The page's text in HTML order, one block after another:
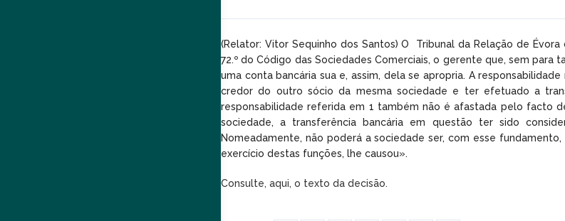
(Relator: Vitor Sequinho dos Santos) O Tribunal da Relação de
72.º do Código das Sociedades Comerciais, o gerente que, sem
uma conta bancária sua e, assim, dela se apropria. A
credor do outro sócio da mesma sociedade e ter efetuado a
responsabilidade referida em 1 também não é afastada pelo facto
sociedade, a transferência bancária em questão ter sido
Nomeadamente, não poderá a sociedade ser, com esse
exercício destas funções, lhe causou».
Consulte, aqui, o texto da decisão.